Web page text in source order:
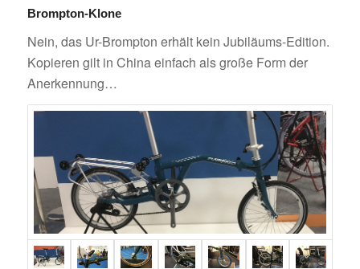
Brompton-Klone
Nein, das Ur-Brompton erhält kein Jubiläums-Edition.
Kopieren gilt in China einfach als große Form der
Anerkennung…